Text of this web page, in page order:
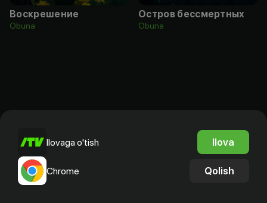
Воскрешение
Obuna
Остров бессмертных
Obuna
Ilovaga o'tish Ilova
Chrome Qolish